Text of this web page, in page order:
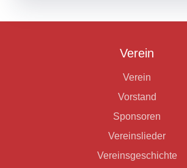
Verein
Verein
Vorstand
Sponsoren
Vereinslieder
Vereinsgeschichte